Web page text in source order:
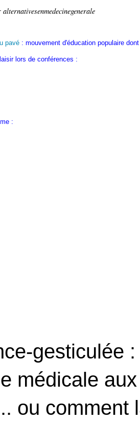
alternativesenmedecinegenerale
pavé : mouvement d'éducation populaire
lors de conférences :
:
gesticulée
médicale
ou comment